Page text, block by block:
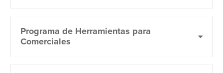
Programa de Herramientas para
Comerciales